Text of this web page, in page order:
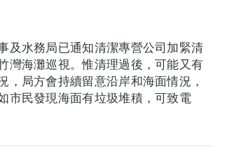
及水務局已通知清潔專營公司加緊清
灣海灘巡視。惟清理過後，可能又有
局方會持續留意沿岸和海面情況，
市民發現海面有垃圾堆積，可致電